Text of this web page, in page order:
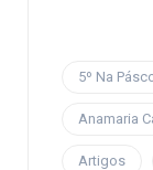
5º Na
Anamaria
Artigos